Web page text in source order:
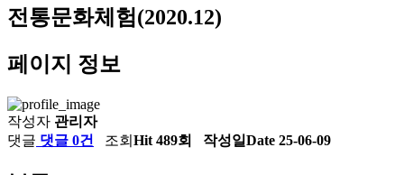
전통문화체험(2020.12)
페이지 정보
작성자 관리자
댓글 댓글 0건 조회 Hit 489회 작성일Date 25-06-09